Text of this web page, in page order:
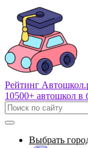
Рейтинг Автошкол
10500+ автошкол в
Выбрать